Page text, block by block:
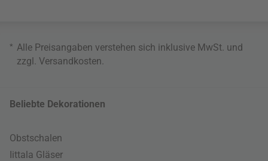
* Alle Preisangaben verstehen sich inklusive MwSt. und
zzgl. Versandkosten
Beliebte Dekorationen
Obstschalen
Iittala Gläser